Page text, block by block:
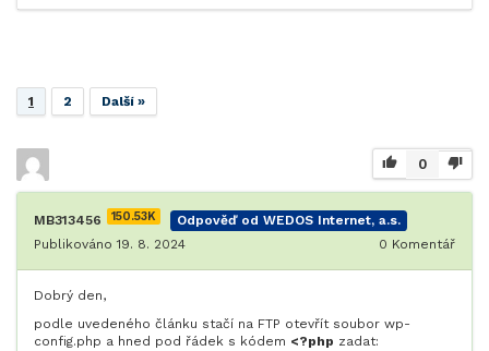
1 2 Další »
0
MB313456 150.53K
Odpověď od WEDOS Internet, a.s.
Publikováno 19. 8. 2024
0 Komentář
Dobrý den,
podle uvedeného článku stačí na FTP otevřít soubor wp-
config.php a hned pod řádek s kódem <?php zadat: